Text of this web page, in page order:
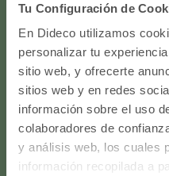
Tu Configuración de
En Dideco utilizamos
personalizar tu
sitio web, y ofrecerte
sitios web y en redes
información sobre el uso
colaboradores de
y análisis web, los cuales
información recopilada a
Horario de atención